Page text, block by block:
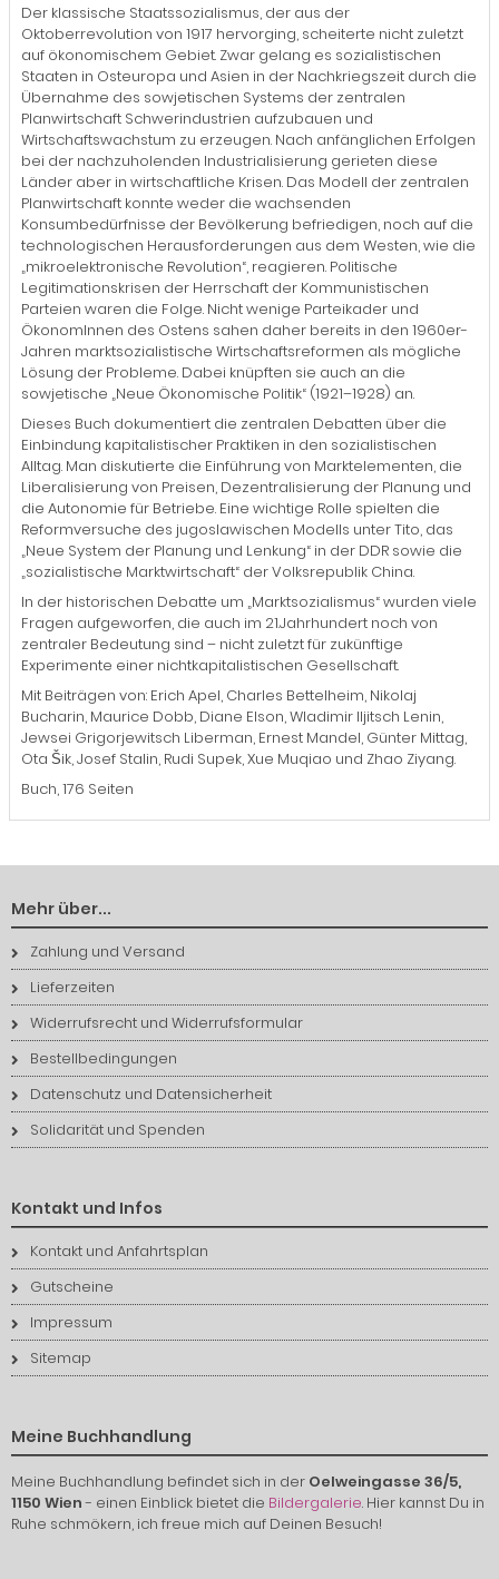
Der klassische Staatssozialismus, der aus der
Oktoberrevolution von 1917 hervorging, scheiterte nicht zuletzt
auf ökonomischem Gebiet. Zwar gelang es sozialistischen
Staaten in Osteuropa und Asien in der Nachkriegszeit durch die
Übernahme des sowjetischen Systems der zentralen
Planwirtschaft Schwerindustrien aufzubauen und
Wirtschaftswachstum zu erzeugen. Nach anfänglichen Erfolgen
bei der nachzuholenden Industrialisierung gerieten diese
Länder aber in wirtschaftliche Krisen. Das Modell der zentralen
Planwirtschaft konnte weder die wachsenden
Konsumbedürfnisse der Bevölkerung befriedigen, noch auf die
technologischen Herausforderungen aus dem Westen, wie die
„mikroelektronische Revolution“, reagieren. Politische
Legitimationskrisen der Herrschaft der Kommunistischen
Parteien waren die Folge. Nicht wenige Parteikader und
ÖkonomInnen des Ostens sahen daher bereits in den 1960er-
Jahren marktsozialistische Wirtschaftsreformen als mögliche
Lösung der Probleme. Dabei knüpften sie auch an die
sowjetische „Neue Ökonomische Politik“ (1921–1928) an.
Dieses Buch dokumentiert die zentralen Debatten über die
Einbindung kapitalistischer Praktiken in den sozialistischen
Alltag. Man diskutierte die Einführung von Marktelementen, die
Liberalisierung von Preisen, Dezentralisierung der Planung und
die Autonomie für Betriebe. Eine wichtige Rolle spielten die
Reformversuche des jugoslawischen Modells unter Tito, das
„Neue System der Planung und Lenkung“ in der DDR sowie die
„sozialistische Marktwirtschaft“ der Volksrepublik China.
In der historischen Debatte um „Marktsozialismus“ wurden viele
Fragen aufgeworfen, die auch im 21.Jahrhundert noch von
zentraler Bedeutung sind – nicht zuletzt für zukünftige
Experimente einer nichtkapitalistischen Gesellschaft.
Mit Beiträgen von: Erich Apel, Charles Bettelheim, Nikolaj
Bucharin, Maurice Dobb, Diane Elson, Wladimir Iljitsch Lenin,
Jewsei Grigorjewitsch Liberman, Ernest Mandel, Günter Mittag,
Ota Šik, Josef Stalin, Rudi Supek, Xue Muqiao und Zhao Ziyang.
Buch, 176 Seiten
Mehr über...
Zahlung und Versand
Lieferzeiten
Widerrufsrecht und Widerrufsformular
Bestellbedingungen
Datenschutz und Datensicherheit
Solidarität und Spenden
Kontakt und Infos
Kontakt und Anfahrtsplan
Gutscheine
Impressum
Sitemap
Meine Buchhandlung
Meine Buchhandlung befindet sich in der Oelweingasse 36/5,
1150 Wien- einen Einblick bietet die Bildergalerie. Hier kannst Du in
Ruhe schmökern, ich freue mich auf Deinen Besuch!